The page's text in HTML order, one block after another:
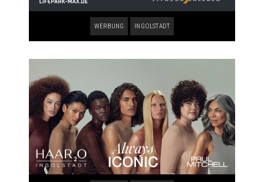
WERBUNG INGOLSTADT